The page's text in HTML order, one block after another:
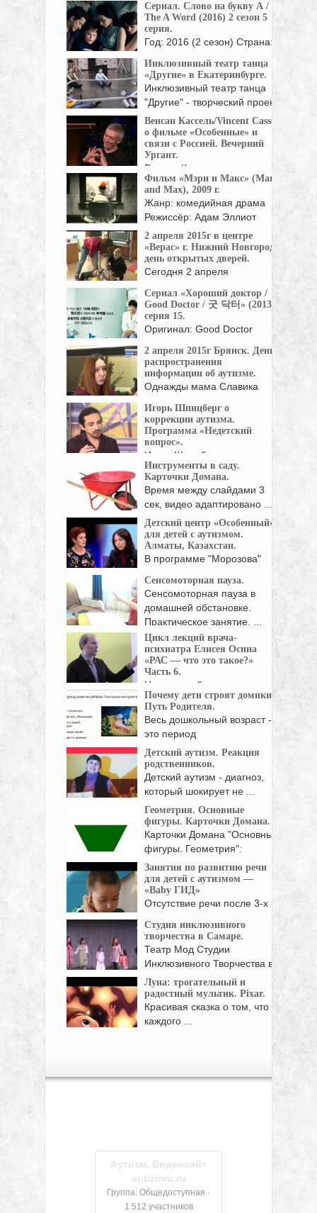
Сериал. Слово на букву А /
The A Word (2016) 2 сезон 5
серия.
Год: 2016 (2 сезон) Страна:
Питер Каттанео, ...
Инклюзивный театр танца
«Другие» в Екатеринбурге.
Инклюзивный театр танца
"Другие" - творческий проект
...
Венсан Кассель/Vincent Cassel
о фильме «Особенные» и
связи с Россией. Вечерний
Ургант.
Венсан Кассель расскажет,
почему признался своей
жене ...
Фильм «Мэри и Макс» (Mary
and Max), 2009 г.
Жанр: комедийная драма
Режиссёр: Адам Эллиот
Музыка: Дэйл Корнелиус
Продюсеры: ...
2 апреля 2015г в центре
«Верас» г. Нижний Новгород
день открытых дверей.
Сегодня 2 апреля
распространения
информации ...
Сериал «Хороший доктор /
Good Doctor / 굿 닥터» (2013),
серия 15.
Оригинал: Good Doctor
Страна: Корея Южная Год:
2 апреля 2015г Брянск. День
распространения
информации об аутизме.
Однажды мама Славика
Игорь Шпицберг о
коррекции аутизма.
Программа «Недетский
вопрос».
Игорь Шпицберг,
руководитель
реабилитационной программы центра «Наш
Инструменты в саду.
Карточки Домана.
Время между слайдами 3
сек, видео адаптировано ...
Детский центр «Особенный»
для детей с аутизмом.
Алматы, Казахстан.
В программе "Морозова"
"Особенный" ...
Сенсомоторная пауза.
Сенсомоторная пауза в
домашней обстановке.
Практическое занятие. ...
Цикл лекций врача-
психиатра Елисея Осина
«РАС — что это такое?»
Часть 6.
Цикл лекций врача-
психиатра Елисея Осина.
Тема семинара "Расстройства ...
Почему дети строят домики?
Путь Родителя.
Весь дошкольный возраст -
это период
сенсорного восприятия. Т.е.
...
Детский аутизм. Реакция
родственников.
Детский аутизм - диагноз,
который шокирует не ...
Геометрия. Основные
фигуры. Карточки Домана.
Карточки Домана "Основные
фигуры. Геометрия":
Квадрат, прямоугольник,
треугольник, ...
Занятия по развитию речи
для детей с аутизмом —
«Baby ГИД»
Отсутствие речи после 3-х
Студия инклюзивного
творчества в Самаре.
Театр Мод Студии
Инклюзивного Творчества в
Самаре. Ребята ...
Луна: трогательный и
радостный мультик. Pixar.
Красивая сказка о том, что у
каждого ...
Аутизм. Видеосайт
autizmru.ru
Группа: Общедоступная ·
1 512 участников